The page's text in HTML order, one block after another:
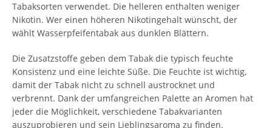
Tabaksorten verwendet. Die helleren enthalten weniger
Nikotin. Wer einen höheren Nikotingehalt wünscht, der
wählt Wasserpfeifentabak aus dunklen Blättern.
Die Zusatzstoffe geben dem Tabak die typisch feuchte
Konsistenz und eine leichte Süße. Die Feuchte ist wichtig,
damit der Tabak nicht zu schnell austrocknet und
verbrennt. Dank der umfangreichen Palette an Aromen hat
jeder die Möglichkeit, verschiedene Tabakvarianten
auszuprobieren und sein Lieblingsaroma zu finden.